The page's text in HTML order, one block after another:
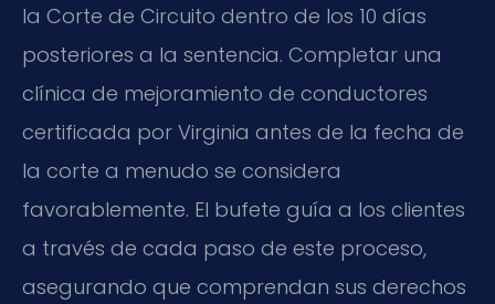
la Corte de Circuito dentro de los 10 días
posteriores a la sentencia. Completar una
clínica de mejoramiento de conductores
certificada por Virginia antes de la fecha de
la corte a menudo se considera
favorablemente. El bufete guía a los clientes
a través de cada paso de este proceso,
asegurando que comprendan sus derechos